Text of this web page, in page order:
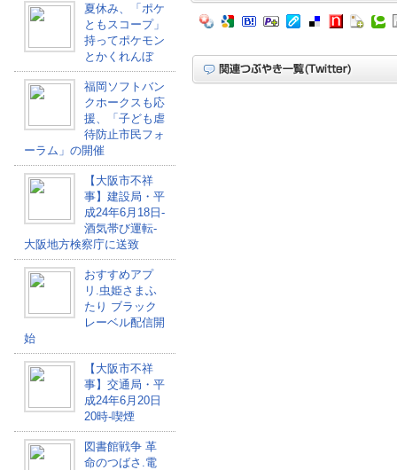
夏休み、「ポケ
ともスコープ」
持ってポケモン
とかくれんぼ
福岡ソフトバン
クホークスも応
援、「子ども虐
待防止市民フォ
ーラム」の開催
【大阪市不祥
事】建設局・平
成24年6月18日-
酒気帯び運転-
大阪地方検察庁に送致
おすすめアプ
リ.虫姫さまふ
たり ブラック
レーベル配信開
始
【大阪市不祥
事】交通局・平
成24年6月20日
20時-喫煙
図書館戦争 革
命のつばさ.電